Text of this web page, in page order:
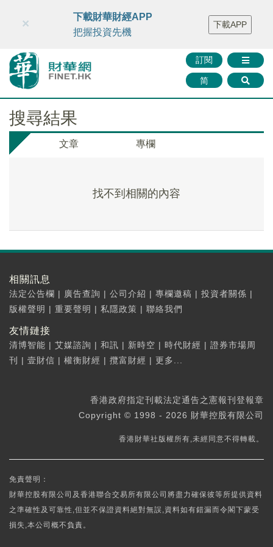
財華智庫網 FINTV FINMETA 財華證券 媒體矩陣
智庫沙龍
聯絡我們
訂閱
简
×
下載財華財經APP
把握投資先機
下載APP
搜尋結果
文章 專欄
找不到相關的內容
相關訊息
法定公告欄 | 廣告查詢 | 公司介紹 | 專欄邀稿 | 投資者關係 |
版權聲明 | 重要聲明 | 私隱政策 | 聯絡我們
友情鏈接
清博智能 | 艾媒諮詢 | 和訊 | 新時空 | 時代財經 | 證券市場周
刊
| 壹財信 | 權衡財經 | 攬富財經 | 更多...
香港政府指定刊載法定通告之憲報刊登報章
Copyright © 1998 - 2026 財華控股有限公司
香港財華社版權所有,未經同意不得轉載。
免責聲明：
財華控股有限公司及香港聯合交易所有限公司將盡力確保彼等所提供資料
之準確性及可靠性,但並不保證資料絕對無誤,資料如有錯漏而令閣下蒙受
損失,本公司概不負責。